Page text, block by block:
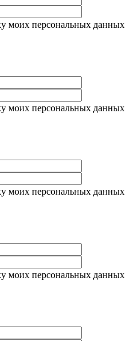
моих персональных данных
моих персональных данных
моих персональных данных
моих персональных данных